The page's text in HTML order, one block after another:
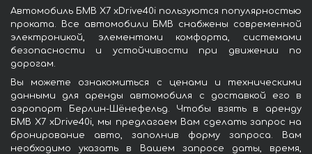
Автомобиль БМВ X7 xDrive40i пользуются популярностью
проката. Все автомобили БМВ снабжены современной
электроникой, элементами комфорта, системами
безопасности и устойчивости при движении по
дорогам.
Вы можете ознакомиться с ценами и техническими
данными для аренды автомобиля с доставкой его в
аэропорт Берлин-Шёнефельд. Чтобы взять в аренду
БМВ X7 xDrive40i, мы предлагаем Вам сделать запрос на
бронирование авто, заполнив форму запроса. Вам
необходимо указать в Вашем запросе даты, время,